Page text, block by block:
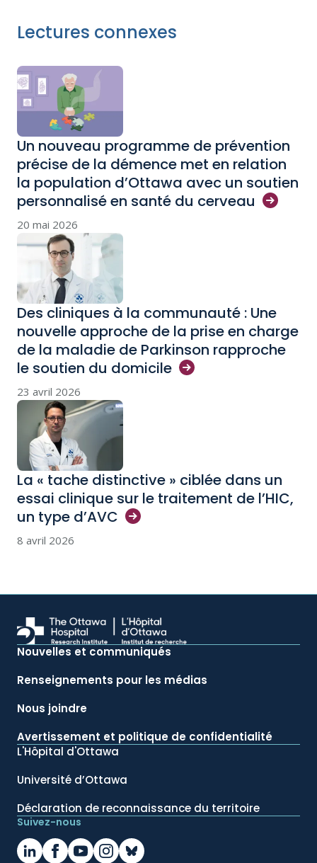
Lectures connexes
Un nouveau programme de prévention
précise de la démence met en relation
la population d’Ottawa avec un soutien
personnalisé en santé du cerveau
20 mai 2026
Des cliniques à la communauté : Une
nouvelle approche de la prise en charge
de la maladie de Parkinson rapproche
le soutien du domicile
23 avril 2026
La « tache distinctive » ciblée dans un
essai clinique sur le traitement de l’HIC,
un type d’AVC
8 avril 2026
Nouvelles et communiqués
Renseignements pour les médias
Nous joindre
Avertissement et politique de confidentialité
L'Hôpital d'Ottawa
Université d’Ottawa
Déclaration de reconnaissance du territoire
Suivez-nous